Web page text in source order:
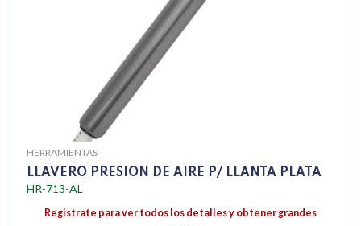
HERRAMIENTAS
LLAVERO PRESION DE AIRE P/ LLANTA PLATA
HR-713-AL
Registrate para ver todos los detalles y obtener grandes